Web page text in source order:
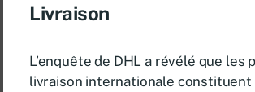
Livraison
L’enquête de DHL a révélé que les
livraison internationale constituent